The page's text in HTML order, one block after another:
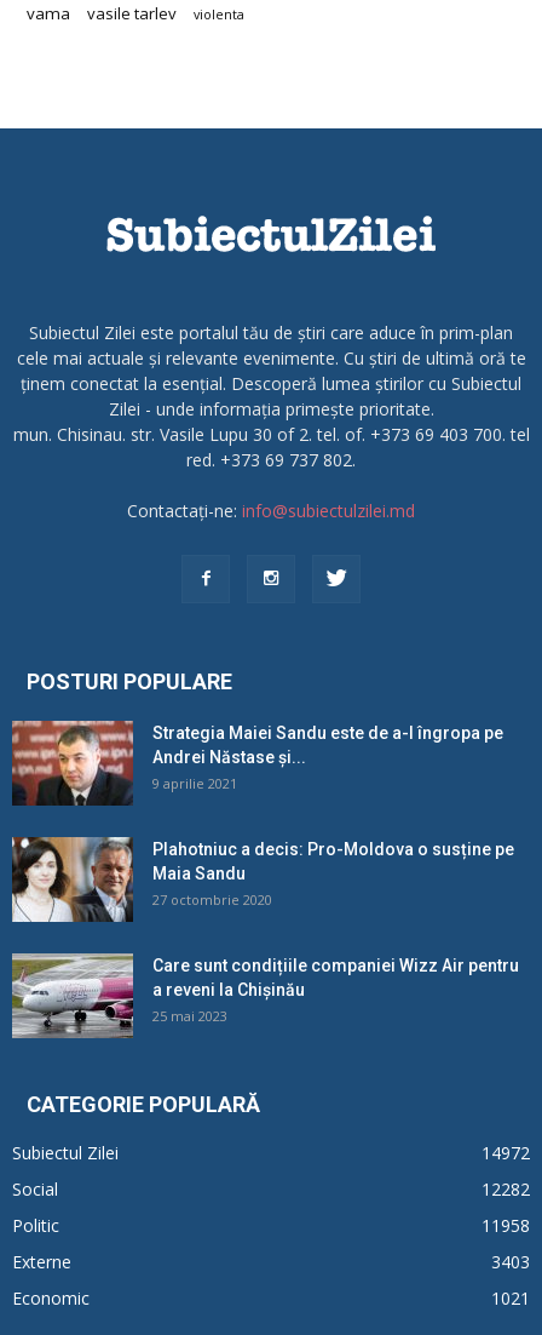
vama vasile tarlev violenta
Subiectul Zilei este portalul tău de știri care aduce în prim-plan
cele mai actuale și relevante evenimente. Cu știri de ultimă oră te
ținem conectat la esențial. Descoperă lumea știrilor cu Subiectul
Zilei - unde informația primește prioritate.
mun. Chisinau. str. Vasile Lupu 30 of 2. tel. of. +373 69 403 700. tel
red. +373 69 737 802.
Contactați-ne: info@subiectulzilei.md
POSTURI POPULARE
Strategia Maiei Sandu este de a-l îngropa pe
Andrei Năstase și...
9 aprilie 2021
Plahotniuc a decis: Pro-Moldova o susține pe
Maia Sandu
27 octombrie 2020
Care sunt condițiile companiei Wizz Air pentru
a reveni la Chișinău
25 mai 2023
CATEGORIE POPULARĂ
Subiectul Zilei
14972
Social
12282
Politic
11958
Externe
3403
Economic
1021